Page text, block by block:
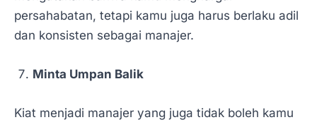
persahabatan, tetapi kamu juga harus berlaku adil
dan konsisten sebagai manajer.
Minta Umpan Balik
Kiat menjadi manajer yang juga tidak boleh kamu